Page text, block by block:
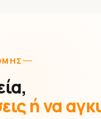
ή να